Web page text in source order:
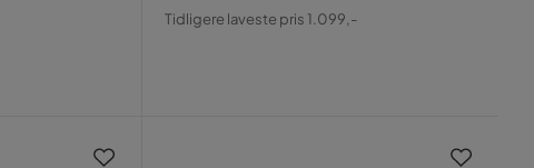
Pris
Original
Tidligere laveste pris 1.099,-